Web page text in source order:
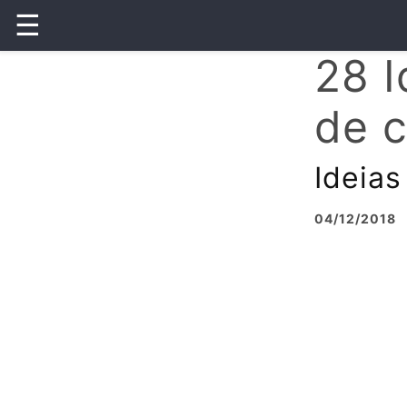
☰
28
de
04/12/2018